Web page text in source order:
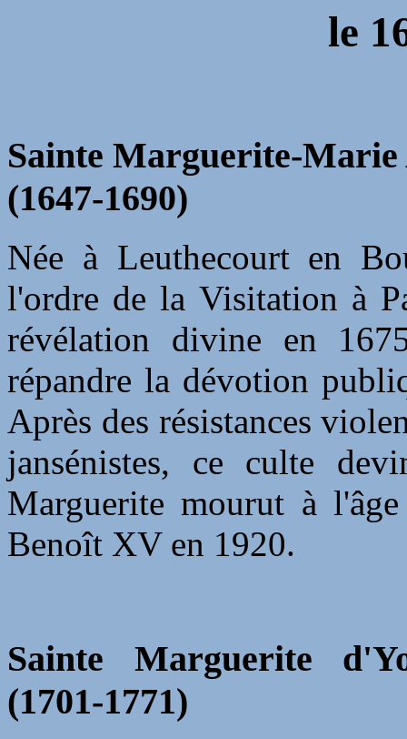
le
Sainte Marguerite-Marie
(1647-1690)
Née à Leuthecourt en
l'ordre de la Visitation à
révélation divine en
répandre la dévotion
Après des résistances
jansénistes, ce culte
Marguerite mourut à
Benoît XV en 1920.
Sainte Marguerite
(1701-1771)